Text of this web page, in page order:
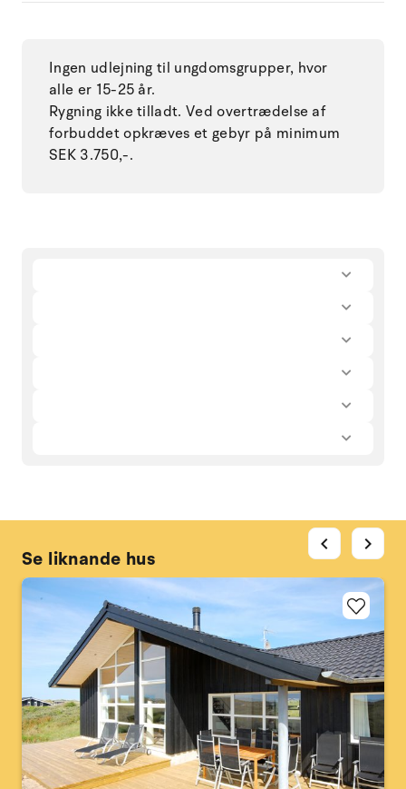
Ingen udlejning til ungdomsgrupper, hvor
alle er 15-25 år.
Rygning ikke tilladt. Ved overtrædelse af
forbuddet opkræves et gebyr på minimum
SEK 3.750,-.
Se liknande hus
chevron_left chevron_right